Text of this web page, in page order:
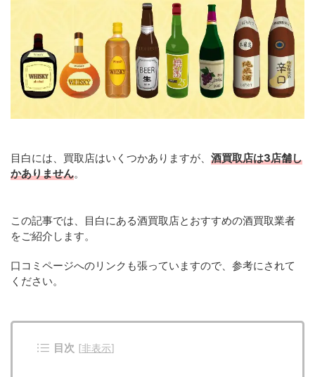
目白には、買取店はいくつかありますが、 酒買取店は3店舗し
かありません。
この記事では、目白にある酒買取店とおすすめの酒買取業者
をご紹介します。
口コミページへのリンクも張っていますので、参考にされて
ください。
目次 [非表示]